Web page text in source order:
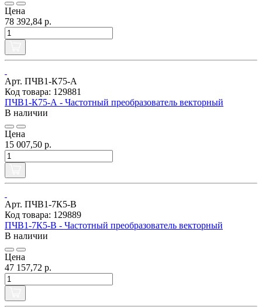
Цена
78 392,84 р.
Арт. ПЧВ1-К75-А
Код товара: 129881
ПЧВ1-К75-А - Частотный преобразователь векторный
В наличии
Цена
15 007,50 р.
Арт. ПЧВ1-7К5-В
Код товара: 129889
ПЧВ1-7К5-В - Частотный преобразователь векторный
В наличии
Цена
47 157,72 р.